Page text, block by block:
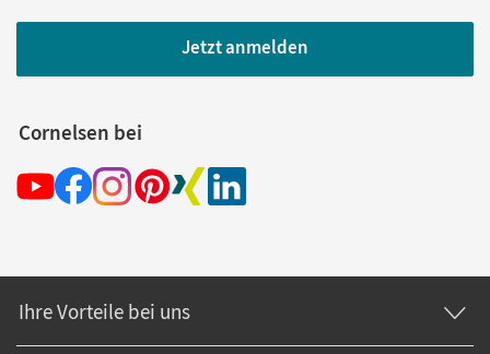
Jetzt anmelden
Cornelsen bei
Ihre Vorteile bei uns